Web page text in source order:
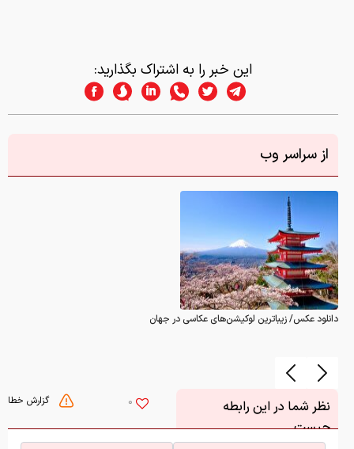
این خبر را به اشتراک بگذارید:
از سراسر وب
دانلود عکس/ زیباترین لوکیشن‌های عکاسی در جهان
گزارش خطا 0
نظر شما در این رابطه
چیست